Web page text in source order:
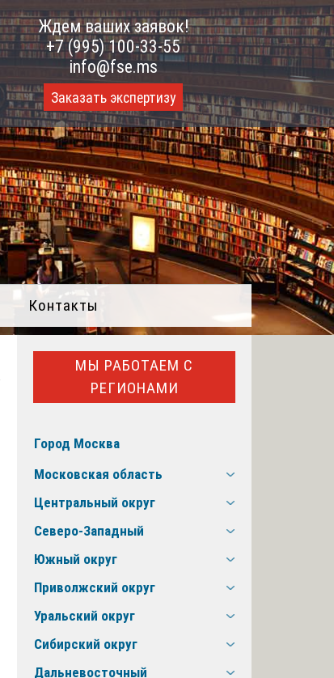
Ждем ваших заявок!
+7 (995) 100-33-55
info@fse.ms
Заказать экспертизу
Контакты
МЫ РАБОТАЕМ С
РЕГИОНАМИ
Город Москва
Московская область
Центральный округ
Северо-Западный
Южный округ
Приволжский округ
Уральский округ
Сибирский округ
Дальневосточный